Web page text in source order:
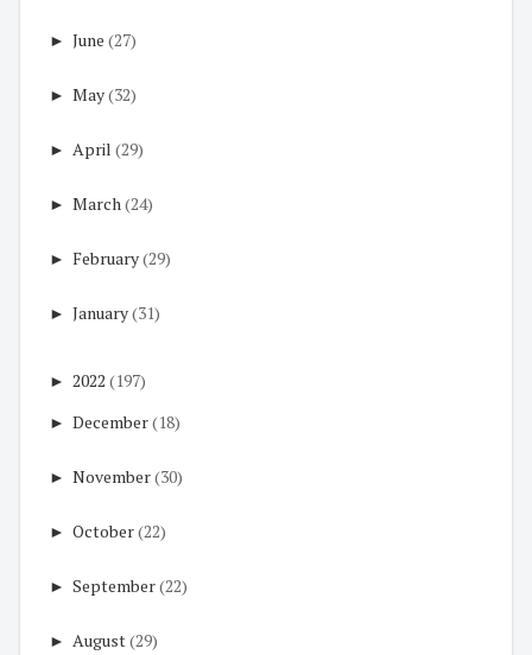
► June (27)
► May(32)
► April (29)
► March(24)
► February(29)
► January(31)
► 2022 (197)
► December(18)
► November(30)
► October(22)
► September(22)
► August(29)